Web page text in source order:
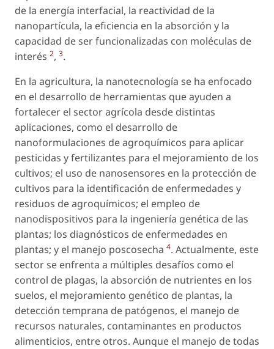
de la energía interfacial, la reactividad de la
nanopartícula, la eficiencia en la absorción y la
capacidad de ser funcionalizadas con moléculas de
interés 2, 3.
En la agricultura, la nanotecnología se ha enfocado
en el desarrollo de herramientas que ayuden a
fortalecer el sector agrícola desde distintas
aplicaciones, como el desarrollo de
nanoformulaciones de agroquímicos para aplicar
pesticidas y fertilizantes para el mejoramiento de los
cultivos; el uso de nanosensores en la protección de
cultivos para la identificación de enfermedades y
residuos de agroquímicos; el empleo de
nanodispositivos para la ingeniería genética de las
plantas; los diagnósticos de enfermedades en
plantas; y el manejo poscosecha 4. Actualmente, este
sector se enfrenta a múltiples desafíos como el
control de plagas, la absorción de nutrientes en los
suelos, el mejoramiento genético de plantas, la
detección temprana de patógenos, el manejo de
recursos naturales, contaminantes en productos
alimenticios, entre otros. Aunque el manejo de todas